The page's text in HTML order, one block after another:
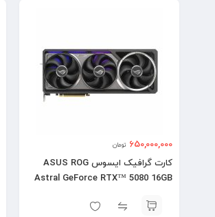
650,000,000 تومان
کارت گرافیک ایسوس ASUS ROG
Astral GeForce RTX™ 5080 16GB